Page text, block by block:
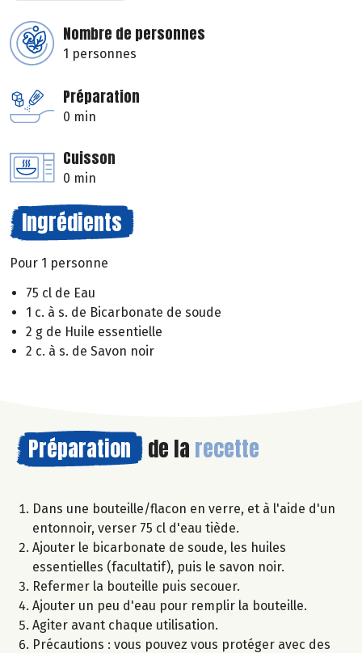
Nombre de personnes
1 personnes
Préparation
0 min
Cuisson
0 min
Ingrédients
Pour 1 personne
75 cl de Eau
1 c. à s. de Bicarbonate de soude
2 g de Huile essentielle
2 c. à s. de Savon noir
Préparation de la recette
Dans une bouteille/flacon en verre, et à l'aide d'un
entonnoir, verser 75 cl d'eau tiède.
Ajouter le bicarbonate de soude, les huiles
essentielles (facultatif), puis le savon noir.
Refermer la bouteille puis secouer.
Ajouter un peu d'eau pour remplir la bouteille.
Agiter avant chaque utilisation.
Précautions : vous pouvez vous protéger avec des